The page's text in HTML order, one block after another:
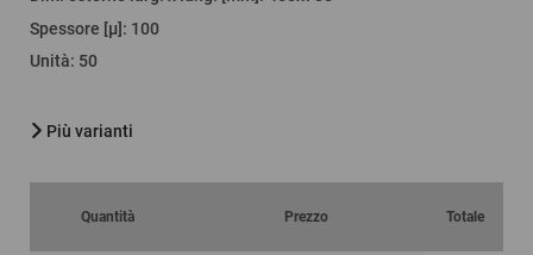
Spessore [µ]: 100
Unità: 50
Più varianti
Quantità Prezzo Totale